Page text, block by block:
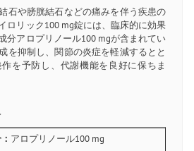
石や膀胱結石などの痛みを伴う疾患の
ロリック100 mg錠には、臨床的に効果
分アロプリノール100 mgが含まれてい
を抑制し、関節の炎症を軽減するとと
を予防し、代謝機能を良好に保ちま
アロプリノール100 mg